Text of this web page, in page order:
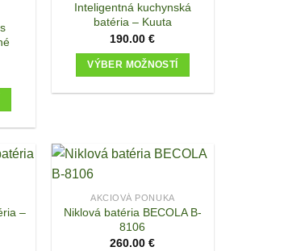
The
options
may
be
page
Inteligentná kuchynská
batéria – Kuuta
190.00€
VÝBER MOŽNOSTÍ
variants.
options
may
be
–
AKCIOVÁ PONUKA
Niklová batéria BECOLA B-
8106
260.00€